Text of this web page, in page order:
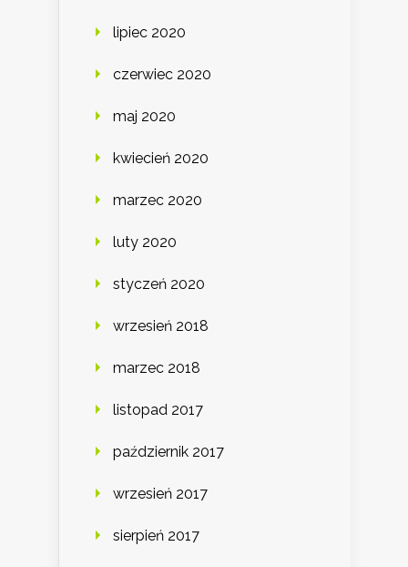
lipiec 2020
czerwiec 2020
maj 2020
kwiecień 2020
marzec 2020
luty 2020
styczeń 2020
wrzesień 2018
marzec 2018
listopad 2017
październik 2017
wrzesień 2017
sierpień 2017